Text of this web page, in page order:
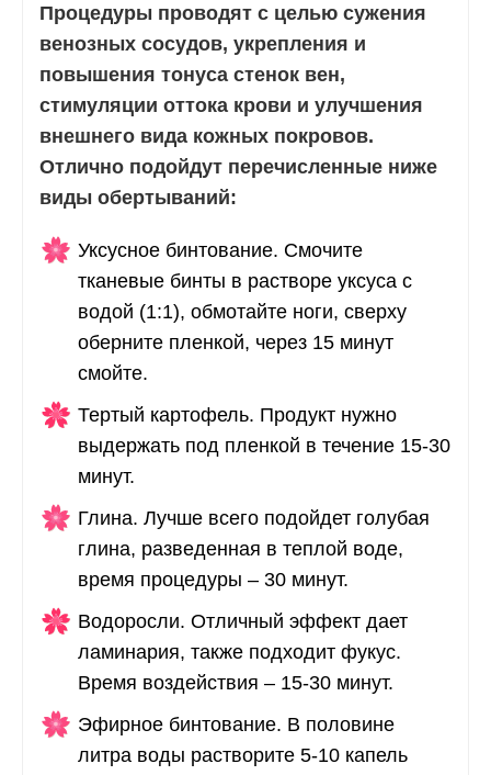
Процедуры проводят с целью сужения
венозных сосудов, укрепления и
повышения тонуса стенок вен,
стимуляции оттока крови и улучшения
внешнего вида кожных покровов.
Отлично подойдут перечисленные ниже
виды обертываний:
Уксусное бинтование. Смочите
тканевые бинты в растворе уксуса с
водой (1:1), обмотайте ноги, сверху
оберните пленкой, через 15 минут
смойте.
Тертый картофель. Продукт нужно
выдержать под пленкой в течение 15-30
минут.
Глина. Лучше всего подойдет голубая
глина, разведенная в теплой воде,
время процедуры – 30 минут.
Водоросли. Отличный эффект дает
ламинария, также подходит фукус.
Время воздействия – 15-30 минут.
Эфирное бинтование. В половине
литра воды растворите 5-10 капель